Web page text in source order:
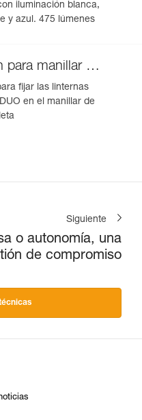
iluminación blanca,
y azul. 475 lúmenes
para manillar de
fijar las linternas
en el manillar de
Siguiente
o autonomía, una
de compromiso